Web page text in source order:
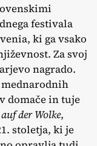
festivala
ki ga vsako
Za svoj
nagrado.
domače in tuje
der Wolke,
stoletja, ki je